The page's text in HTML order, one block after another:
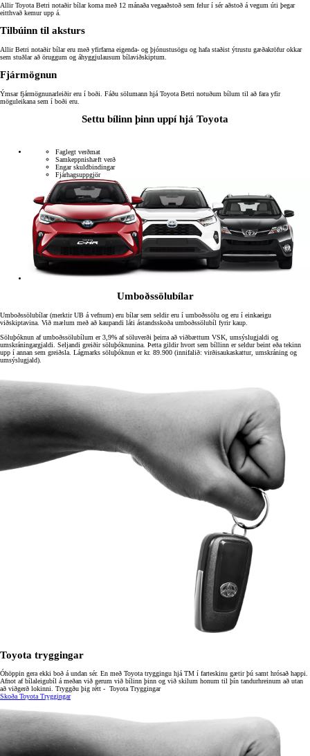
Allir Toyota Betri notaðir bílar koma með 12 mánaða vegaaðstoð sem felur í sér aðstoð á vegum úti þegar
eitthvað kemur upp á.
Tilbúinn til aksturs
Allir Betri notaðir bílar eru með yfirfarna eigenda- og þjónustusögu og hafa staðist ýtrustu gæðakröfur okkar
sem stuðlar að öruggum og áhyggjulausum bílaviðskiptum.
Fjármögnun
Ýmsar fjármögnunarleiðir eru í boði. Fáðu sölumann hjá Toyota Betri notuðum bílum til að fara yfir
möguleikana sem í boði eru.
Settu bílinn þinn uppí hjá Toyota
Faglegt verðmat
Samkeppnishæft verð
Engar skuldbindingar
Fjárhagsuppgjör
Umboðssölubílar
Umboðssölubílar (merktir UB á vefnum) eru bílar sem seldir eru í umboðssölu og eru í einkaeigu
viðskiptavina. Við mælum með að kaupandi láti ástandsskoða umboðssölubíl fyrir kaup.
Söluþóknun af umboðssölubílum er 3,9% af söluverði þeirra að viðbættum VSK, umsýslugjaldi og
umskráningargjaldi. Seljandi greiðir söluþóknunina. Þetta gildir hvort sem bíllinn er seldur beint eða tekinn
upp í annan sem greiðsla. Lágmarks söluþóknun er kr. 89.900 (innifalið: virðisaukaskattur, umskráning og
umsýslugjald).
Toyota tryggingar
Óhöppin gera ekki boð á undan sér. En með Toyota tryggingu hjá TM í farteskinu gætir þú samt hrósað happi.
Afnot af bílaleigubíl á meðan við gerum við bílinn þinn og við skilum honum til þín tandurhreinum að utan
að viðgerð lokinni. Tryggðu þig rétt - Toyota Tryggingar
Skoða Toyota Tryggingar